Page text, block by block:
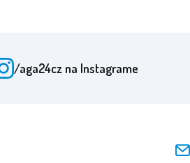
/aga24cz na Instagrame